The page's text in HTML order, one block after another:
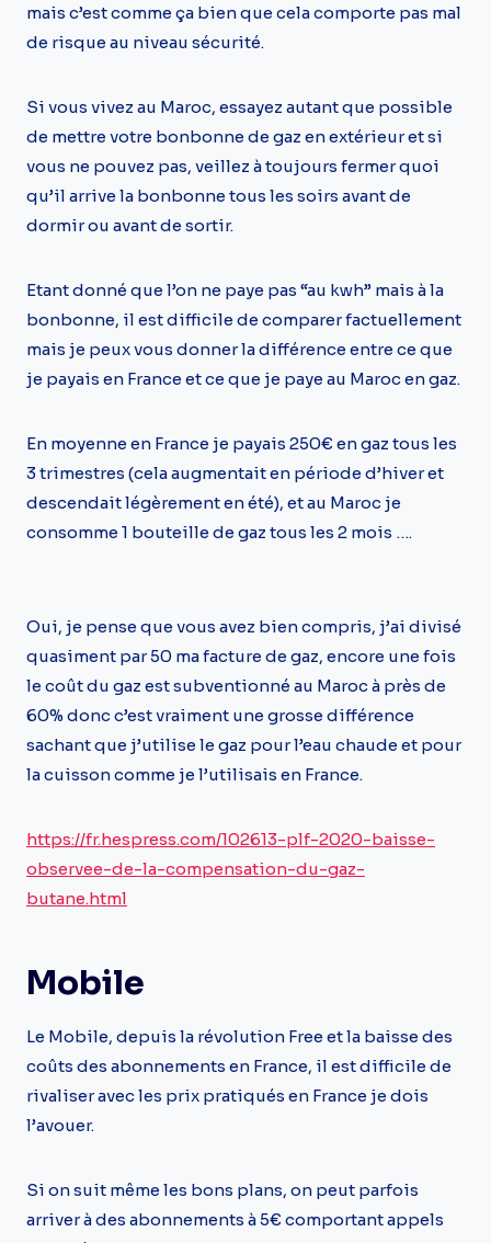
mais c’est comme ça bien que cela comporte pas mal
de risque au niveau sécurité.
Si vous vivez au Maroc, essayez autant que possible
de mettre votre bonbonne de gaz en extérieur et si
vous ne pouvez pas, veillez à toujours fermer quoi
qu’il arrive la bonbonne tous les soirs avant de
dormir ou avant de sortir.
Etant donné que l’on ne paye pas “au kwh” mais à la
bonbonne, il est difficile de comparer factuellement
mais je peux vous donner la différence entre ce que
je payais en France et ce que je paye au Maroc en gaz.
En moyenne en France je payais 250€ en gaz tous les
3 trimestres (cela augmentait en période d’hiver et
descendait légèrement en été), et au Maroc je
consomme 1 bouteille de gaz tous les 2 mois ….
Oui, je pense que vous avez bien compris, j’ai divisé
quasiment par 50 ma facture de gaz, encore une fois
le coût du gaz est subventionné au Maroc à près de
60% donc c’est vraiment une grosse différence
sachant que j’utilise le gaz pour l’eau chaude et pour
la cuisson comme je l’utilisais en France.
https://fr.hespress.com/102613-plf-2020-baisse-
observee-de-la-compensation-du-gaz-
butane.html
Mobile
Le Mobile, depuis la révolution Free et la baisse des
coûts des abonnements en France, il est difficile de
rivaliser avec les prix pratiqués en France je dois
l’avouer.
Si on suit même les bons plans, on peut parfois
arriver à des abonnements à 5€ comportant appels